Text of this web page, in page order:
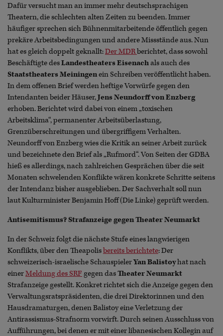
Dafür versucht man an immer mehr deutschsprachigen
Theatern, die schlechten alten Zeiten zu beenden. Immer
häufiger sprechen sich Bühnenmitarbeitende öffentlich gegen
prekäre Arbeitsbedingungen und andere Missstände aus. Nun
hat es gleich doppelt geknallt:Der MDRberichtet, dass sowohl
Beschäftigte desLandestheaters Eisenachals auch des
Staatstheaters Meiningenein Schreiben veröffentlicht haben.
In dem offenen Brief werden heftige Vorwürfe gegen den
Intendanten beider Häuser,Jens Neundorff von Enzberg
erhoben. Berichtet wird dabei von einem „toxischen
Arbeitsklima“, permanenter Arbeitsüberlastung,
Grenzüberschreitungen und übergriffigem Verhalten.
Neundorff von Enzberg wies die Kritik an seiner Arbeit zurück
und bezeichnete den Brief als „Rufmord“. Von Seiten der GDBA
hieß es allerdings, nach zahlreichen Gesprächen über die seit
Monaten schwelenden Konflikte wären konkrete Schritte seitens
der Intendanz bisher ausgeblieben. Der Sachverhalt soll nun
laut Kulturminister Benjamin Hoff (Die Linke) geprüft werden.
Antisemitismus? Strafanzeige gegen Theater Neumarkt
In der Schweiz folgt die nächste Stufe eines langwierigen
Konflikts, über den Theapolisbereits berichtete: Der
schweizerisch-israelische SchauspielerYan Balistoyhat nach
einerMeldung des SRF gegen dasTheater Neumarkt
Strafanzeige gestellt. Konkret richtet sich die Anzeige gegen den
Verwaltungsratspräsidenten, die drei Direktorinnen und den
Hausdramaturgen, denen Balistoy eine Verletzung der
Antirassismus-Strafnorm vorwirft. Durch seinen Ausschluss von
Aufführungen, bei denen er mit einer libanesischen Kollegin auf